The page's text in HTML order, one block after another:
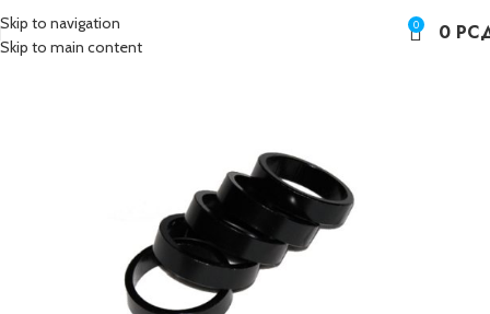
Skip to navigation
Skip to main content
0 0